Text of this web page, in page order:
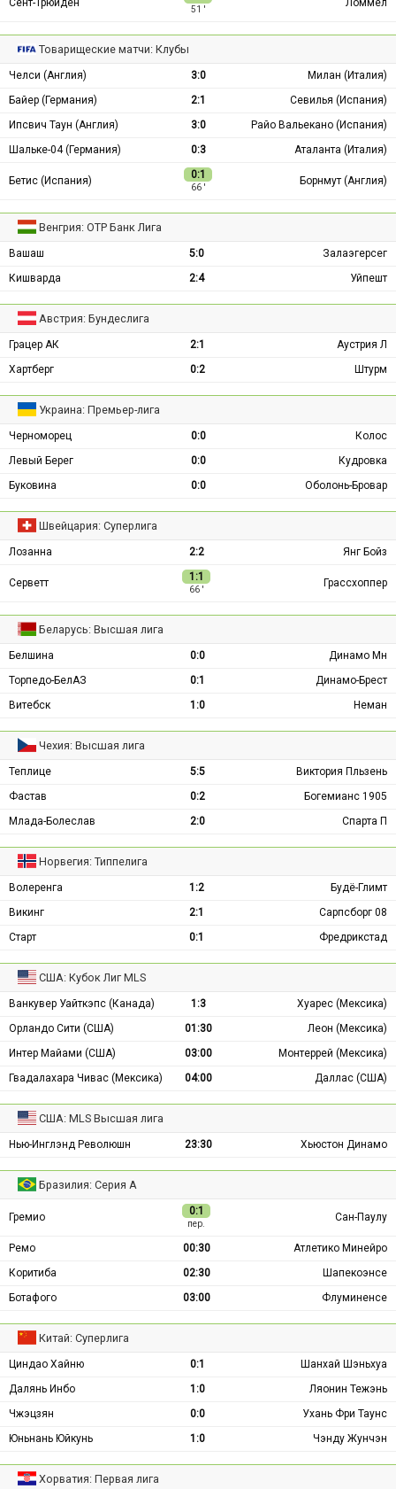
51 ′
Товарищеские матчи: Клубы
Челси (Англия) 3:0
Милан (Италия)
Байер (Германия)
2:1
Севилья (Испания)
Ипсвич Таун (Англия)
3:0
Райо Вальекано (Испания)
Шальке-04 (Германия)
0:3 Аталанта (Италия)
Бетис (Испания) 0:1
66 ′
Борнмут (Англия)
Венгрия: ОТР Банк Лига
Вашаш 5:0
Залаэгерсег
Кишварда
2:4 Уйпешт
Австрия: Бундеслига
Грацер АК 2:1
Аустрия Л
Хартберг
0:2 Штурм
Украина: Премьер-лига
Черноморец 0:0
Колос
Левый Берег
0:0
Кудровка
Буковина
0:0 Оболонь-Бровар
Швейцария: Суперлига
Лозанна 2:2 Янг Бойз
Серветт 1:1
66 ′
Грассхоппер
Беларусь: Высшая лига
Белшина 0:0
Динамо Мн
Торпедо-БелАЗ
0:1
Динамо-Брест
Витебск
1:0 Неман
Чехия: Высшая лига
Теплице 5:5
Виктория Пльзень
Фастав
0:2
Богемианс 1905
Млада-Болеслав
2:0 Спарта П
Норвегия: Типпелига
Волеренга 1:2
Будё-Глимт
Викинг
2:1
Сарпсборг 08
Старт
0:1 Фредрикстад
США: Кубок Лиг MLS
Ванкувер Уайткэпс (Канада) 1:3
Хуарес (Мексика)
Орландо Сити (США)
01:30
Леон (Мексика)
Интер Майами (США)
03:00
Монтеррей (Мексика)
Гвадалахара Чивас (Мексика)
04:00 Даллас (США)
США: MLS Высшая лига
Нью-Инглэнд Революшн 23:30 Хьюстон Динамо
Бразилия: Серия А
Гремио 0:1
пер.
Сан-Паулу
Ремо 00:30
Атлетико Минейро
Коритиба
02:30
Шапекоэнсе
Ботафого
03:00 Флуминенсе
Китай: Суперлига
Циндао Хайню 0:1
Шанхай Шэньхуа
Далянь Инбо
1:0
Ляонин Тежэнь
Чжэцзян
0:0
Ухань Фри Таунс
Юньнань Юйкунь
1:0 Чэнду Жунчэн
Хорватия: Первая лига